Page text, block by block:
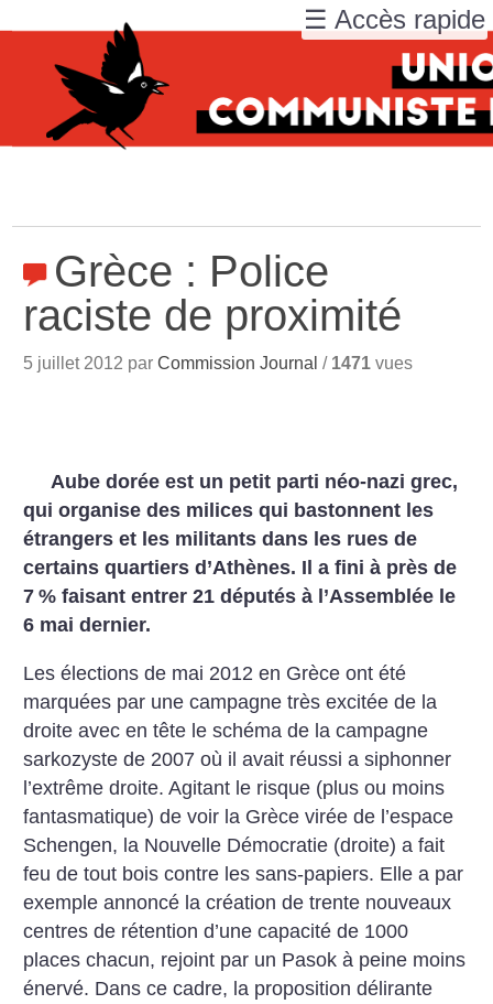
Grèce : Police
raciste de proximité
5 juillet 2012 parCommission Journal / 1471 vues
Aube dorée est un petit parti néo-nazi grec,
qui organise des milices qui bastonnent les
étrangers et les militants dans les rues de
certains quartiers d’Athènes. Il a fini à près de
7 % faisant entrer 21 députés à l’Assemblée le
6 mai dernier.
Les élections de mai 2012 en Grèce ont été
marquées par une campagne très excitée de la
droite avec en tête le schéma de la campagne
sarkozyste de 2007 où il avait réussi a siphonner
l’extrême droite. Agitant le risque (plus ou moins
fantasmatique) de voir la Grèce virée de l’espace
Schengen, la Nouvelle Démocratie (droite) a fait
feu de tout bois contre les sans-papiers. Elle a par
exemple annoncé la création de trente nouveaux
centres de rétention d’une capacité de 1000
places chacun, rejoint par un Pasok à peine moins
énervé. Dans ce cadre, la proposition délirante
☰ Accès rapide